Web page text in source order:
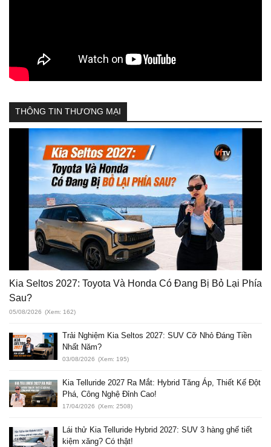
THÔNG TIN THƯƠNG MẠI
Kia Seltos 2027: Toyota Và Honda Có Đang Bị Bỏ Lại Phía
Sau?
05/08/2026 (Xem: 162)
Trải Nghiệm Kia Seltos 2027: SUV Cỡ Nhỏ Đáng Tiền
Nhất Năm?
03/08/2026 (Xem: 195)
Kia Telluride 2027 Ra Mắt: Hybrid Tăng Áp, Thiết Kế Đột
Phá, Công Nghệ Đỉnh Cao!
17/04/2026 (Xem: 2508)
Lái thử Kia Telluride Hybrid 2027: SUV 3 hàng ghế tiết
kiệm xăng? Có thật!